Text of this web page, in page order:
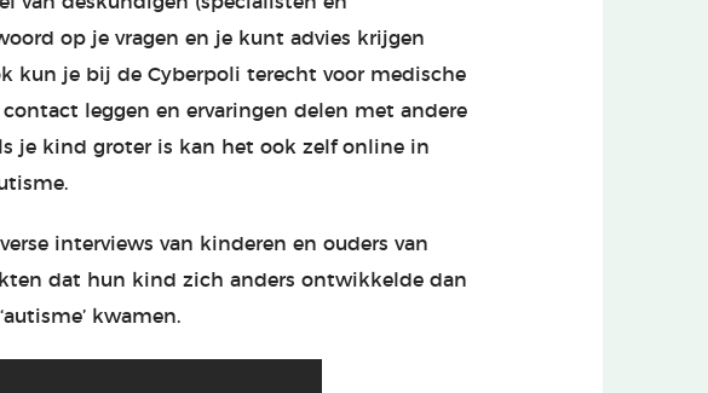
op je vragen en je kunt advies krijgen
kun je bij de Cyberpoli terecht voor medische
leggen en ervaringen delen met andere
je kind groter is kan het ook zelf online in
interviews van kinderen en ouders van
dat hun kind zich anders ontwikkelde dan
kwamen.